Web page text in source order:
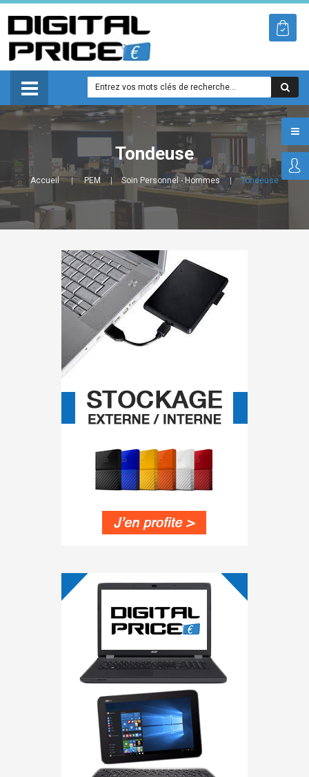
Tondeuse
Accueil PEM Soin Personnel - Hommes Tondeuse